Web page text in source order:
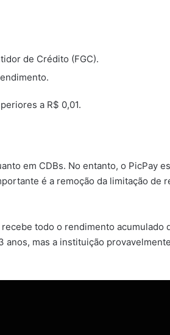
de Crédito (FGC).
a R$ 0,01.
em CDBs. No entanto, o PicPay
é a remoção da limitação de
todo o rendimento acumulado
mas a instituição